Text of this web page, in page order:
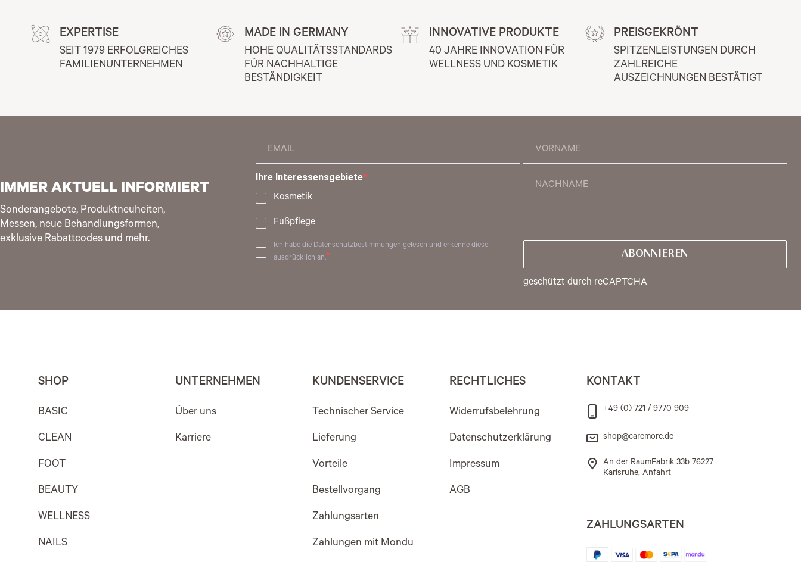
EXPERTISE
SEIT 1979 ERFOLGREICHES
FAMILIENUNTERNEHMEN
MADE IN GERMANY
HOHE QUALITÄTSSTANDARDS
FÜR NACHHALTIGE
BESTÄNDIGKEIT
INNOVATIVE PRODUKTE
40 JAHRE INNOVATION FÜR
WELLNESS UND KOSMETIK
PREISGEKRÖNT
SPITZENLEISTUNGEN DURCH
ZAHLREICHE
AUSZEICHNUNGEN BESTÄTIGT
IMMER AKTUELL INFORMIERT
Sonderangebote, Produktneuheiten,
Messen, neue Behandlungsformen,
exklusive Rabattcodes und mehr.
Ihre Interessensgebiete
Kosmetik
Fußpflege
Ich habe dieDatenschutzbestimmungengelesen und erkenne diese
ausdrücklich an.
ABONNIEREN
geschützt durch reCAPTCHA
SHOP
BASIC
CLEAN
FOOT
BEAUTY
WELLNESS
NAILS
UNTERNEHMEN
Über uns
Karriere
KUNDENSERVICE
Technischer Service
Lieferung
Vorteile
Bestellvorgang
Zahlungsarten
Zahlungen mit Mondu
RECHTLICHES
Widerrufsbelehrung
Datenschutzerklärung
Impressum
AGB
KONTAKT
+49 (0) 721 / 9770 909
shop@caremore.de
An der RaumFabrik 33b 76227
Karlsruhe, Anfahrt
ZAHLUNGSARTEN